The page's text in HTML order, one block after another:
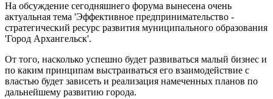
На обсуждение сегодняшнего форума вынесена очень
актуальная тема 'Эффективное предпринимательство -
стратегический ресурс развития муниципального образования
'Город Архангельск'.
От того, насколько успешно будет развиваться малый бизнес и
по каким принципам выстраиваться его взаимодействие с
властью будет зависеть и реализация намеченных планов по
дальнейшему развитию города.